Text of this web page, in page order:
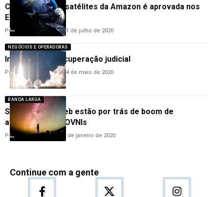
Constelação de satélites da Amazon é aprovada nos
EUA
PorHemerson Brandão31 de julho de 2020
NEGÓCIOS E OPERADORAS
Intelsat pede recuperação judicial
PorHemerson Brandão14 de maio de 2020
BANDA LARGA
SpaceX e OneWeb estão por trás de boom de
avistamento de OVNIs
Por Hemerson Brandão 6 de janeiro de 2020
Continue com a gente